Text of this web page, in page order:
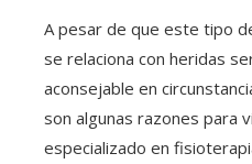
A pesar de que este tipo
se relaciona con heridas
aconsejable en
son algunas razones para
especializado en